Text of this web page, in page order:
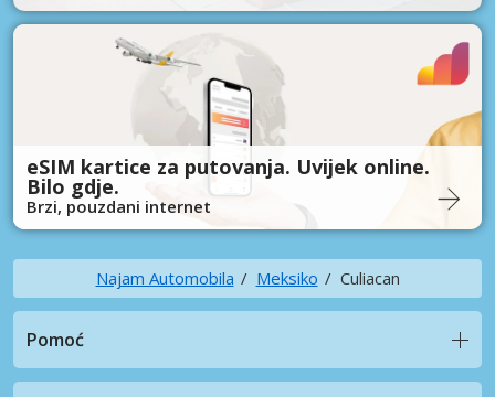
eSIM kartice za putovanja. Uvijek online.
Bilo gdje.
Brzi, pouzdani internet
Najam Automobila Meksiko Culiacan
Pomoć